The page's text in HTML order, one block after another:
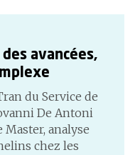
avancées,
du Service de
De Antoni
Master, analyse
chez les